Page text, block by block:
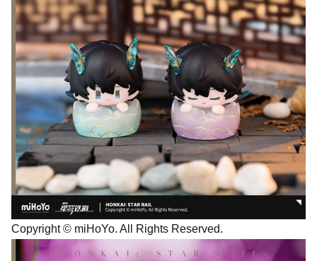
Copyright © miHoYo. All Rights Reserved.